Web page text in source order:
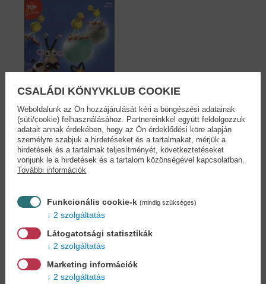
Coolgolyók, cirmos
cica és...
1,90 €
Cookies
CSALÁDI KÖNYVKLUB COOKIE
Weboldalunk az Ön hozzájárulását kéri a böngészési adatainak
(süti/cookie) felhasználásához. Partnereinkkel együtt feldolgozzuk
adatait annak érdekében, hogy az Ön érdeklődési köre alapján
személyre szabjuk a hirdetéseket és a tartalmakat, mérjük a
hirdetések és a tartalmak teljesítményét, következtetéseket
vonjunk le a hirdetések és a tartalom közönségével kapcsolatban.
További információk
Funkcionális cookie-k (mindig szükséges)
2 szolgáltatás
Látogatotsági statisztikák
2 szolgáltatás
Marketing információk
2 szolgáltatás